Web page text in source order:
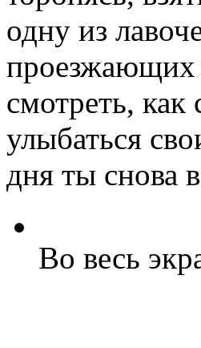
одну из
проезжающих
смотреть, как
улыбаться
дня ты снова
Во весь